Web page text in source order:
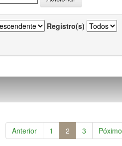
Registro(s)
Anterior 1 2 3 Póximo